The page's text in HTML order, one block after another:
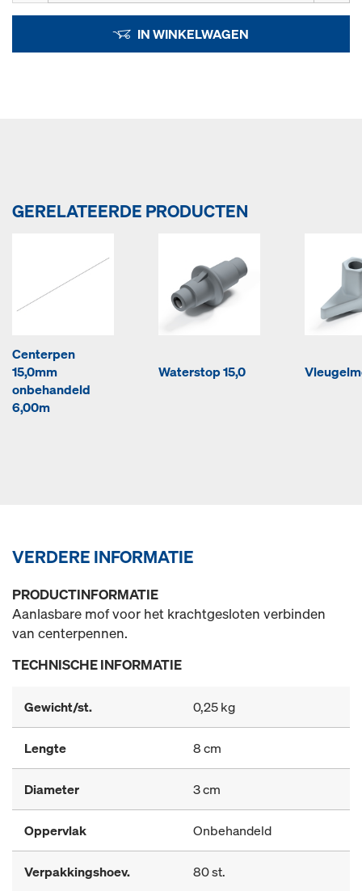
IN WINKELWAGEN
GERELATEERDE PRODUCTEN
Centerpen
15,0mm
onbehandeld
6,00m
Waterstop 15,0
VERDERE INFORMATIE
PRODUCTINFORMATIE
Aanlasbare mof voor het krachtgesloten verbinden
van centerpennen.
TECHNISCHE INFORMATIE
Gewicht/st. 0,25 kg
Lengte 8 cm
Diameter 3 cm
Oppervlak Onbehandeld
Verpakkingshoev. 80 st.